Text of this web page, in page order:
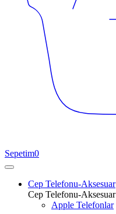
Sepetim0
Cep Telefonu-Aksesuar
Cep Telefonu-Aksesuar
Apple Telefonlar